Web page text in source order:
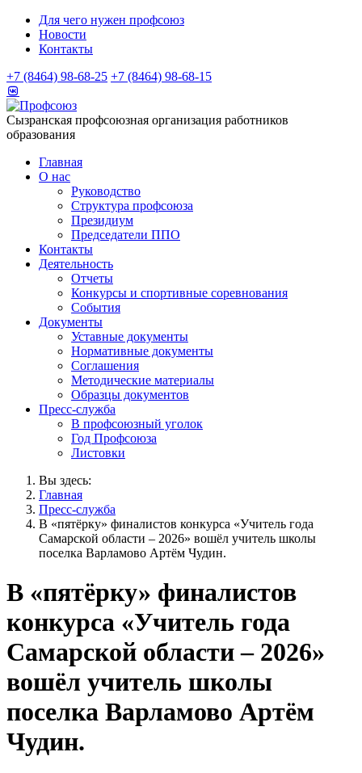
Для чего нужен профсоюз
Новости
Контакты
+7 (8464) 98-68-25 +7 (8464) 98-68-15
Сызранская профсоюзная организация работников
образования
Главная
О нас
Руководство
Структура профсоюза
Президиум
Председатели ППО
Контакты
Деятельность
Отчеты
Конкурсы и спортивные соревнования
События
Документы
Уставные документы
Нормативные документы
Соглашения
Методические материалы
Образцы документов
Пресс-служба
В профсоюзный уголок
Год Профсоюза
Листовки
Вы здесь:
Главная
Пресс-служба
В «пятёрку» финалистов конкурса «Учитель года
Самарской области – 2026» вошёл учитель школы
поселка Варламово Артём Чудин.
В «пятёрку» финалистов
конкурса «Учитель года
Самарской области – 2026»
вошёл учитель школы
поселка Варламово Артём
Чудин.